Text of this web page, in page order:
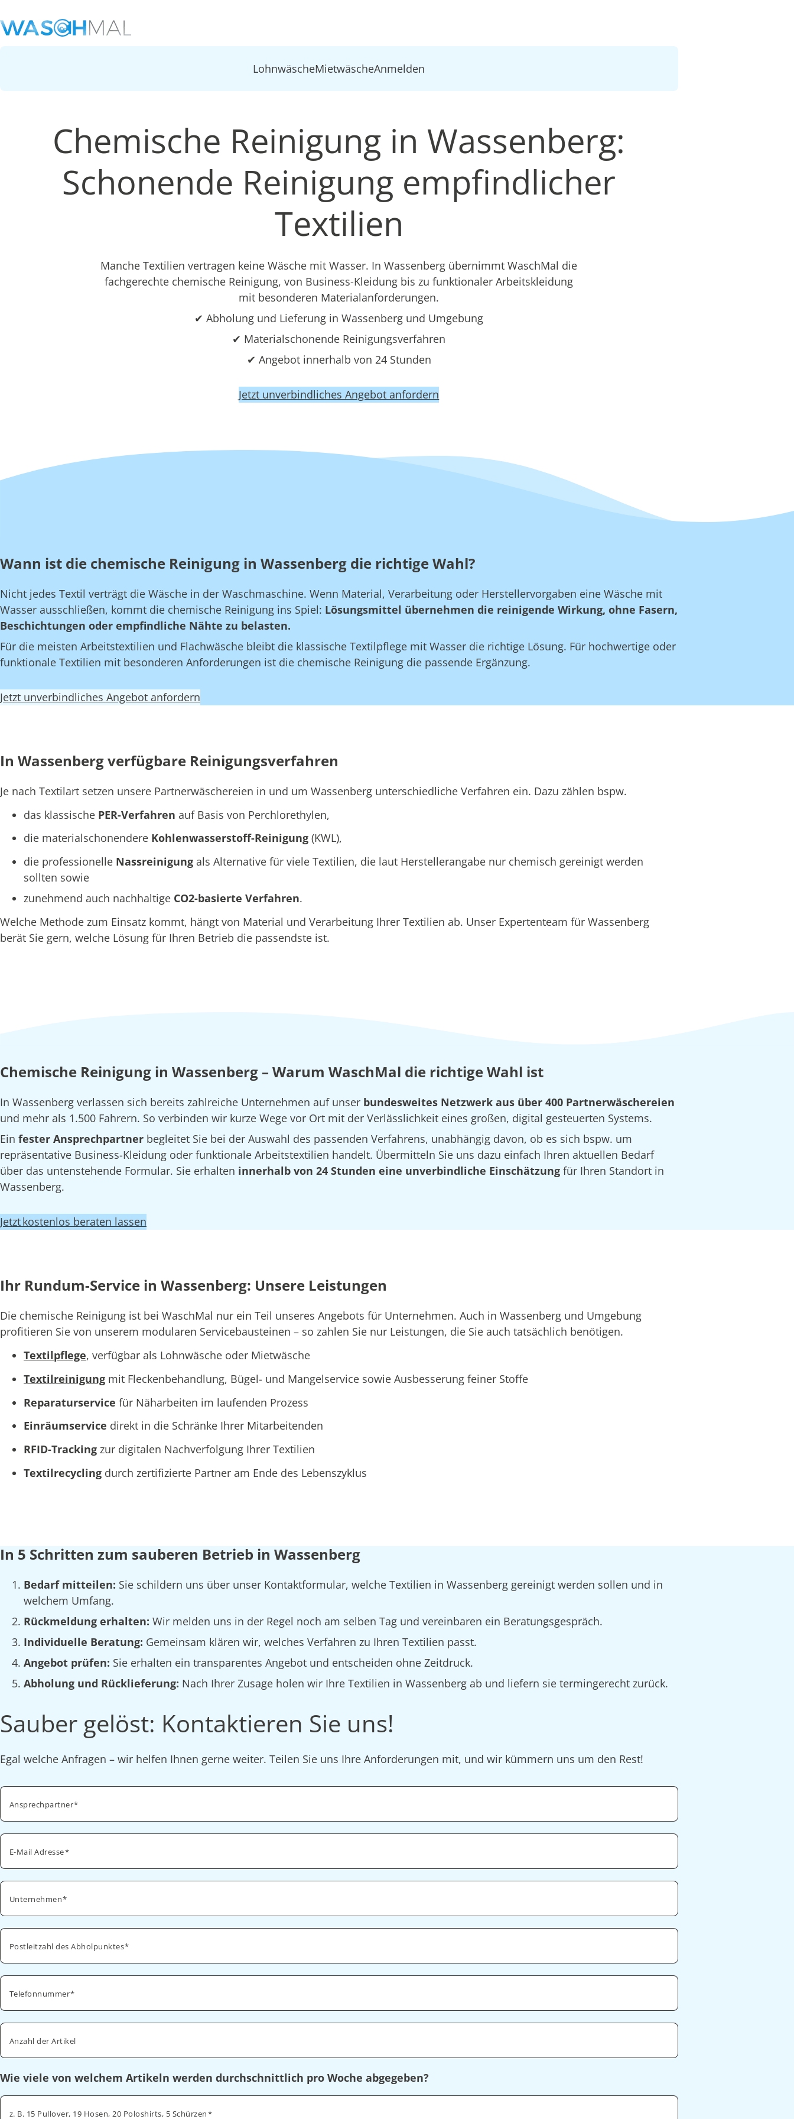
LohnwäscheMietwäscheAnmelden
Chemische Reinigung in Wassenberg:
Schonende Reinigung empfindlicher
Textilien
Manche Textilien vertragen keine Wäsche mit Wasser. In Wassenberg übernimmt WaschMal die
fachgerechte chemische Reinigung, von Business-Kleidung bis zu funktionaler Arbeitskleidung
mit besonderen Materialanforderungen.
✔ Abholung und Lieferung in Wassenberg und Umgebung
✔ Materialschonende Reinigungsverfahren
✔ Angebot innerhalb von 24 Stunden
Jetzt unverbindliches Angebot anfordern
Wann ist die chemische Reinigung in Wassenberg die richtige Wahl?
Nicht jedes Textil verträgt die Wäsche in der Waschmaschine. Wenn Material, Verarbeitung oder Herstellervorgaben eine Wäsche mit
Wasser ausschließen, kommt die chemische Reinigung ins Spiel: Lösungsmittel übernehmen die reinigende Wirkung, ohne Fasern,
Beschichtungen oder empfindliche Nähte zu belasten.
Für die meisten Arbeitstextilien und Flachwäsche bleibt die klassische Textilpflege mit Wasser die richtige Lösung. Für hochwertige oder
funktionale Textilien mit besonderen Anforderungen ist die chemische Reinigung die passende Ergänzung.
Jetzt unverbindliches Angebot anfordern
In Wassenberg verfügbare Reinigungsverfahren
Je nach Textilart setzen unsere Partnerwäschereien in und um Wassenberg unterschiedliche Verfahren ein. Dazu zählen bspw.
das klassische PER-Verfahren auf Basis von Perchlorethylen,
die materialschonendere Kohlenwasserstoff-Reinigung (KWL),
die professionelle Nassreinigung als Alternative für viele Textilien, die laut Herstellerangabe nur chemisch gereinigt werden
sollten sowie
zunehmend auch nachhaltige CO2-basierte Verfahren.
Welche Methode zum Einsatz kommt, hängt von Material und Verarbeitung Ihrer Textilien ab. Unser Expertenteam für Wassenberg
berät Sie gern, welche Lösung für Ihren Betrieb die passendste ist.
Chemische Reinigung in Wassenberg – Warum WaschMal die richtige Wahl ist
In Wassenberg verlassen sich bereits zahlreiche Unternehmen auf unser bundesweites Netzwerk aus über 400 Partnerwäschereien
und mehr als 1.500 Fahrern. So verbinden wir kurze Wege vor Ort mit der Verlässlichkeit eines großen, digital gesteuerten Systems.
Ein fester Ansprechpartner begleitet Sie bei der Auswahl des passenden Verfahrens, unabhängig davon, ob es sich bspw. um
repräsentative Business-Kleidung oder funktionale Arbeitstextilien handelt. Übermitteln Sie uns dazu einfach Ihren aktuellen Bedarf
über das untenstehende Formular. Sie erhalten innerhalb von 24 Stunden eine unverbindliche Einschätzung für Ihren Standort in
Wassenberg.
Jetzt kostenlos beraten lassen
Ihr Rundum-Service in Wassenberg: Unsere Leistungen
Die chemische Reinigung ist bei WaschMal nur ein Teil unseres Angebots für Unternehmen. Auch in Wassenberg und Umgebung
profitieren Sie von unserem modularen Servicebausteinen – so zahlen Sie nur Leistungen, die Sie auch tatsächlich benötigen.
Textilpflege, verfügbar als Lohnwäsche oder Mietwäsche
Textilreinigung mit Fleckenbehandlung, Bügel- und Mangelservice sowie Ausbesserung feiner Stoffe
Reparaturservice für Näharbeiten im laufenden Prozess
Einräumservice direkt in die Schränke Ihrer Mitarbeitenden
RFID-Tracking zur digitalen Nachverfolgung Ihrer Textilien
Textilrecycling durch zertifizierte Partner am Ende des Lebenszyklus
In 5 Schritten zum sauberen Betrieb in Wassenberg
Bedarf mitteilen: Sie schildern uns über unser Kontaktformular, welche Textilien in Wassenberg gereinigt werden sollen und in
welchem Umfang.
Rückmeldung erhalten: Wir melden uns in der Regel noch am selben Tag und vereinbaren ein Beratungsgespräch.
Individuelle Beratung: Gemeinsam klären wir, welches Verfahren zu Ihren Textilien passt.
Angebot prüfen: Sie erhalten ein transparentes Angebot und entscheiden ohne Zeitdruck.
Abholung und Rücklieferung: Nach Ihrer Zusage holen wir Ihre Textilien in Wassenberg ab und liefern sie termingerecht zurück.
Sauber gelöst: Kontaktieren Sie uns!
Egal welche Anfragen – wir helfen Ihnen gerne weiter. Teilen Sie uns Ihre Anforderungen mit, und wir kümmern uns um den Rest!
Ansprechpartner
E-Mail Adresse
Unternehmen
Postleitzahl des Abholpunktes
Telefonnummer
Anzahl der Artikel
Wie viele von welchem Artikeln werden durchschnittlich pro Woche abgegeben?
z. B. 15 Pullover, 19 Hosen, 20 Poloshirts, 5 Schürzen